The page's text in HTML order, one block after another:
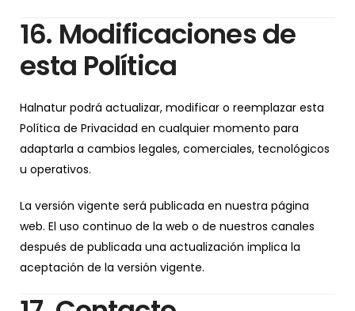
16. Modificaciones de
esta Política
Halnatur podrá actualizar, modificar o reemplazar esta
Política de Privacidad en cualquier momento para
adaptarla a cambios legales, comerciales, tecnológicos
u operativos.
La versión vigente será publicada en nuestra página
web. El uso continuo de la web o de nuestros canales
después de publicada una actualización implica la
aceptación de la versión vigente.